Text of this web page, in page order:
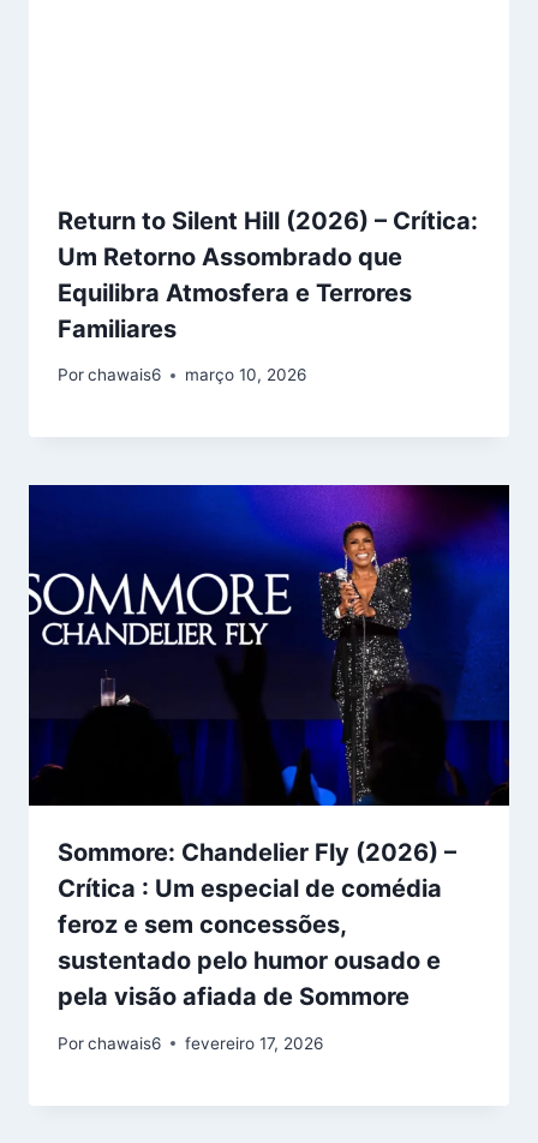
Return to Silent Hill (2026) – Crítica:
Um Retorno Assombrado que
Equilibra Atmosfera e Terrores
Familiares
Porchawais6 março 10, 2026
Sommore: Chandelier Fly (2026) –
Crítica : Um especial de comédia
feroz e sem concessões,
sustentado pelo humor ousado e
pela visão afiada de Sommore
Porchawais6 fevereiro 17, 2026